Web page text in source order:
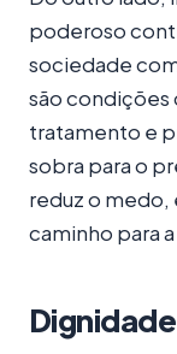
poderoso
sociedade
são condições
tratamento e
sobra para o
reduz o medo,
caminho para